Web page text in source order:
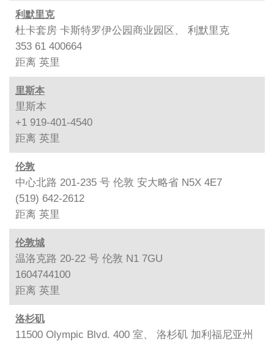
利默里克
杜卡套房 卡斯特罗伊公园商业园区、 利默里克
353 61 400664
距离 英里
里斯本
里斯本
+1 919-401-4540
距离 英里
伦敦
中心北路 201-235 号 伦敦 安大略省 N5X 4E7
(519) 642-2612
距离 英里
伦敦城
温洛克路 20-22 号 伦敦 N1 7GU
1604744100
距离 英里
洛杉矶
11500 Olympic Blvd. 400 室、 洛杉矶 加利福尼亚州